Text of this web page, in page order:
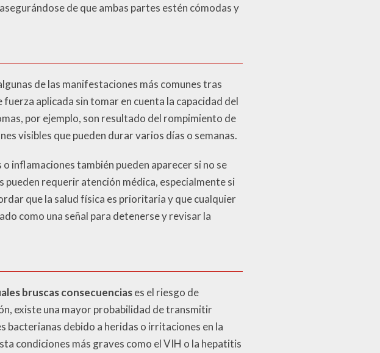
de que ambas partes estén cómodas y
de las manifestaciones más comunes tras
aplicada sin tomar en cuenta la capacidad del
por ejemplo, son resultado del rompimiento de
visibles que pueden durar varios días o semanas.
inflamaciones también pueden aparecer si no se
pueden requerir atención médica, especialmente si
que la salud física es prioritaria y que cualquier
como una señal para detenerse y revisar la
bruscas consecuenciases el riesgo de
existe una mayor probabilidad de transmitir
bacterianas debido a heridas o irritaciones en la
condiciones más graves como el VIH o la hepatitis